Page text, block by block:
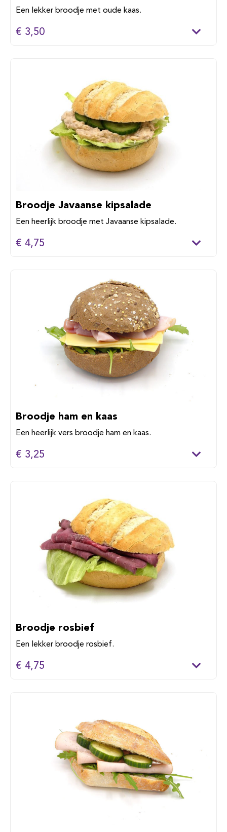
Een lekker broodje met oude kaas.
€ 3,50
Broodje Javaanse kipsalade
Een heerlijk broodje met Javaanse kipsalade.
€ 4,75
Broodje ham en kaas
Een heerlijk vers broodje ham en kaas.
€ 3,25
Broodje rosbief
Een lekker broodje rosbief.
€ 4,75